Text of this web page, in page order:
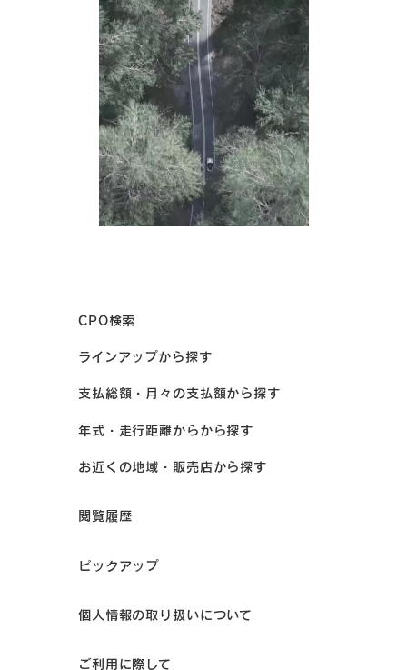
CPO検索
ラインアップから探す
支払総額・月々の支払額から探す
年式・走行距離からから探す
お近くの地域・販売店から探す
閲覧履歴
ピックアップ
個人情報の取り扱いについて
ご利用に際して